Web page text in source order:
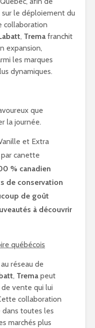
le déploiement du
collaboration
, Trema franchit
expansion,
les marques
dynamiques.
que
la journée.
et Extra
par canette
% canadien
de conservation
de goût
à découvrir
québécois
réseau de
, Trema peut
vente qui lui
collaboration
dans toutes les
marchés plus